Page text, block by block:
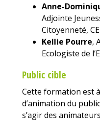
Anne-
Adjointe
Citoyenneté,
Kellie Pourre,
Ecologiste de
Public cible
Cette formation est
d’animation du
s’agir des